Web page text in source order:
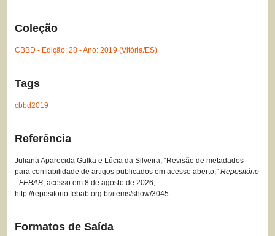
Coleção
CBBD - Edição: 28 - Ano: 2019 (Vitória/ES)
Tags
cbbd2019
Referência
Juliana Aparecida Gulka e Lúcia da Silveira, “Revisão de metadados
para confiabilidade de artigos publicados em acesso aberto,” Repositório
- FEBAB, acesso em 8 de agosto de 2026,
http://repositorio.febab.org.br/items/show/3045.
Formatos de Saída